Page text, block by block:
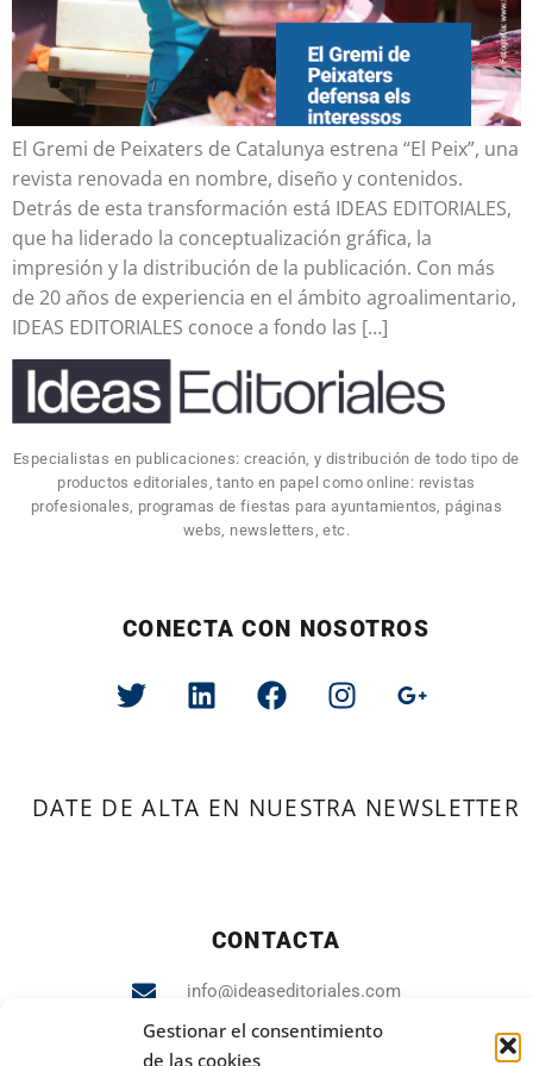
Gestionar el consentimiento
de las cookies
El Gremi de Peixaters de Catalunya estrena “El Peix”, una
revista renovada en nombre, diseño y contenidos.
Detrás de esta transformación está IDEAS EDITORIALES,
que ha liderado la conceptualización gráfica, la
impresión y la distribución de la publicación. Con más
de 20 años de experiencia en el ámbito agroalimentario,
IDEAS EDITORIALES conoce a fondo las […]
Especialistas en publicaciones: creación, y distribución de todo tipo de
productos editoriales, tanto en papel como online: revistas
profesionales, programas de fiestas para ayuntamientos, páginas
webs, newsletters, etc.
CONECTA CON NOSOTROS
DATE DE ALTA EN NUESTRA NEWSLETTER
CONTACTA
info@ideaseditoriales.com